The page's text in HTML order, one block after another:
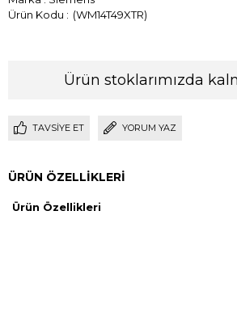
(WM14T49XTR)
Ürün stoklarımızda
TAVSIYE ET YORUM YAZ
ÜRÜN ÖZELLIKLERI
Ürün Özellikleri